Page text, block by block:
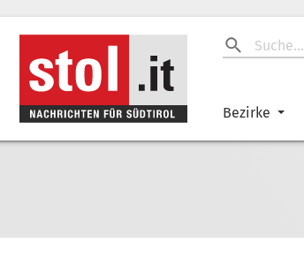
Bezirke